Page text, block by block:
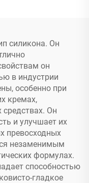
силикона. Он
он
в индустрии
особенно при
кремах,
Он
и улучшает их
превосходных
незаменимым
формулах.
способностью
гладкое